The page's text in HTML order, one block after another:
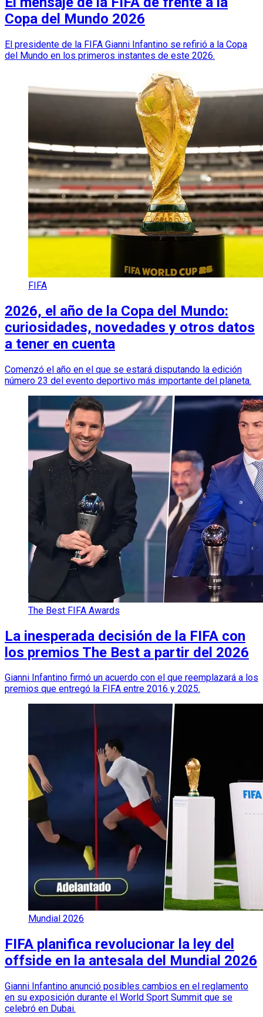
Copa del Mundo 2026
El presidente de la FIFA Gianni Infantino se refirió a la Copa
del Mundo en los primeros instantes de este 2026.
FIFA
2026, el año de la Copa del Mundo:
curiosidades, novedades y otros datos
a tener en cuenta
Comenzó el año en el que se estará disputando la edición
número 23 del evento deportivo más importante del planeta.
The Best FIFA Awards
La inesperada decisión de la FIFA con
los premios The Best a partir del 2026
Gianni Infantino firmó un acuerdo con el que reemplazará a los
premios que entregó la FIFA entre 2016 y 2025.
Mundial 2026
FIFA planifica revolucionar la ley del
offside en la antesala del Mundial 2026
Gianni Infantino anunció posibles cambios en el reglamento
en su exposición durante el World Sport Summit que se
celebró en Dubai.